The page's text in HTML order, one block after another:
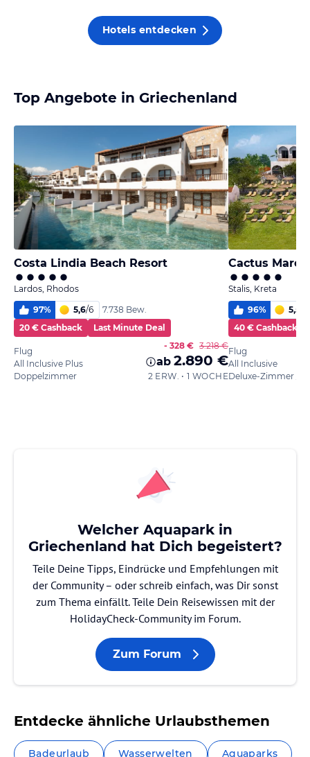
Hotels entdecken
Top Angebote in Griechenland
Costa Lindia Beach Resort
Lardos, Rhodos
97% 5,6/6
7.738 Bew.
20 € Cashback
Last Minute Deal
Flug
All Inclusive Plus
Doppelzimmer
- 328 € 3.218 €
ab 2.890 €
2 ERW. • 1 WOCHE
Cactus Mare
Stalis, Kreta
96% 5,5
40 € Cashback
Flug
All Inclusive
Welcher Aquapark in
Griechenland hat Dich begeistert?
Teile Deine Tipps, Eindrücke und Empfehlungen mit
der Community – oder schreib einfach, was Dir sonst
zum Thema einfällt. Teile Dein Reisewissen mit der
HolidayCheck-Community im Forum.
Zum Forum
Entdecke ähnliche Urlaubsthemen
Badeurlaub Wasserwelten Aquaparks